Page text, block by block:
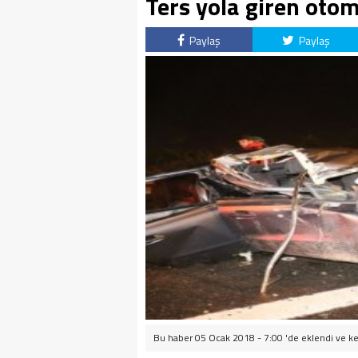
Paylaş Paylaş
Bu haber 05 Ocak 2018 - 7:00 'de eklendi ve